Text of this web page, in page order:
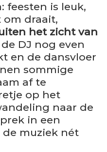
feesten is leuk,
om draait,
het zicht van
DJ nog even
en de dansvloer
sommige
af te
op het
naar de
in een
muziek nét